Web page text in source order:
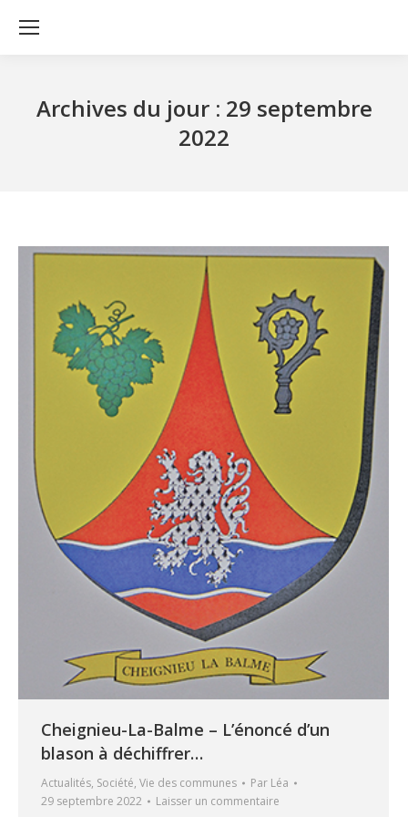
Archives du jour : 29 septembre
2022
Cheignieu-La-Balme – L’énoncé d’un
blason à déchiffrer…
Actualités, Société, Vie des communes Par Léa
29 septembre 2022
Laisser un commentaire